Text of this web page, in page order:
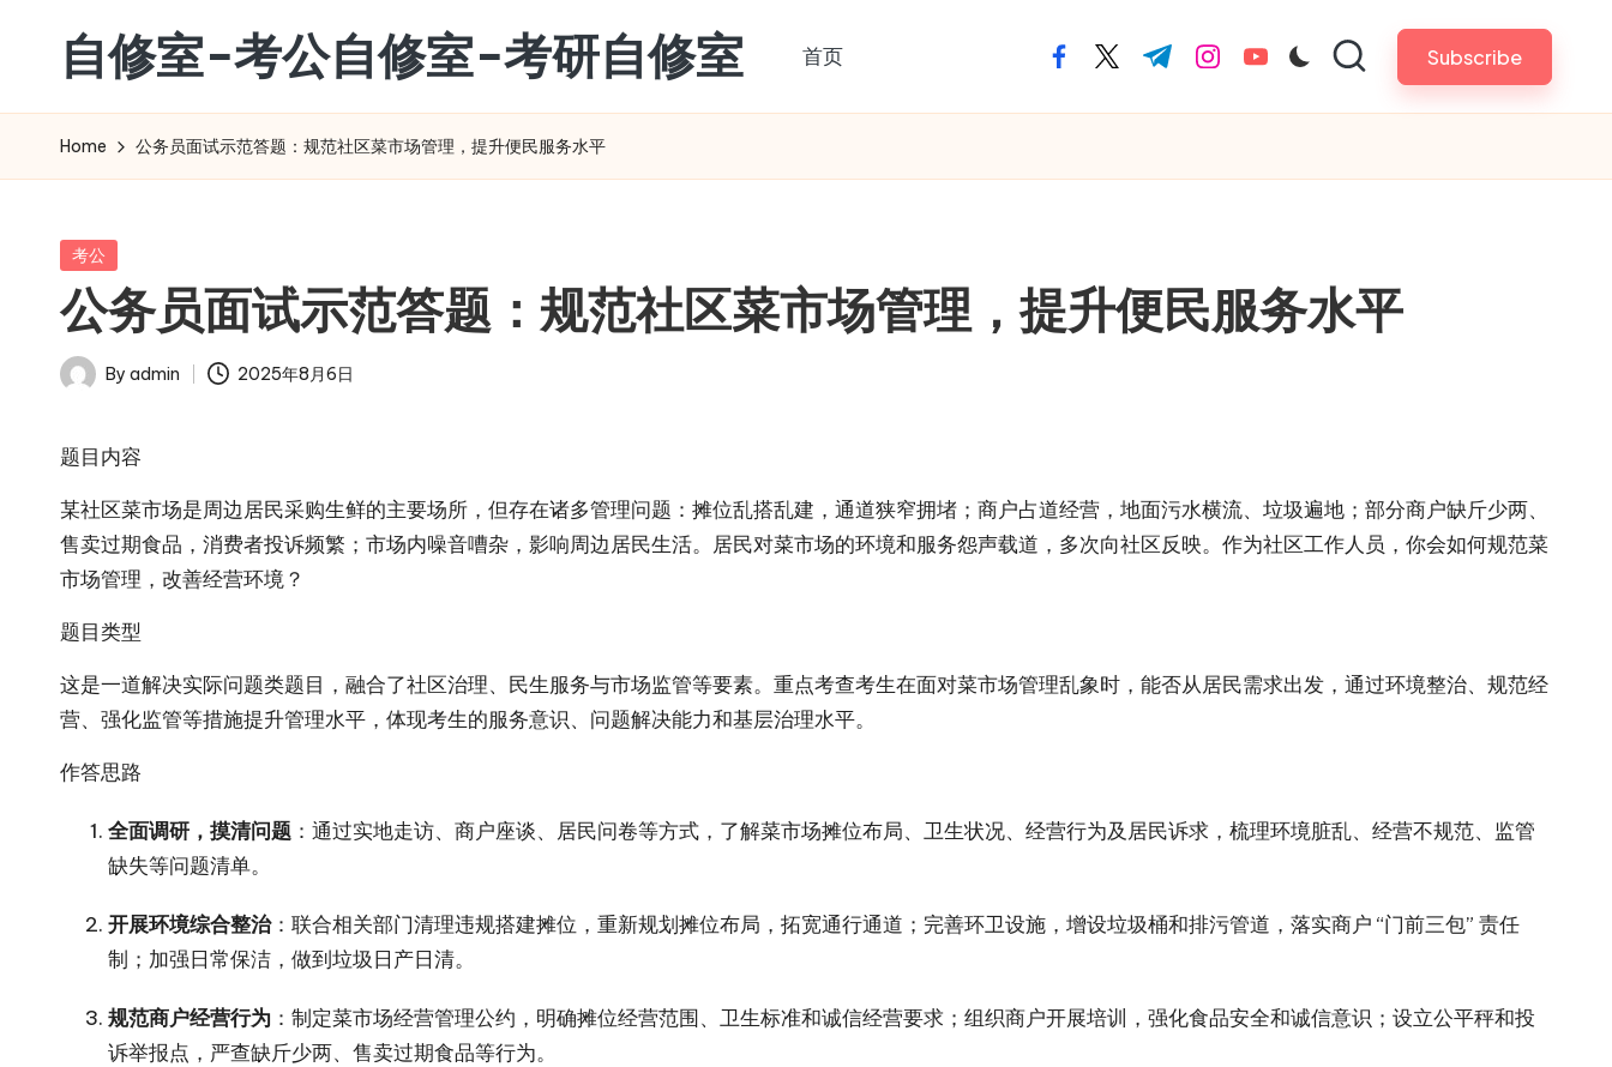
content
自修室-考公自修室-考研自修室
公
自
室-
考
研
修
首页 facebook.com
twitter.com
t.me instagram.com
youtube.com Subscribe
Home 公务员面试示范答题：规范社区菜市场管理，提升便民服务水平
Posted
考公
公务员面试示范答题：规范社区菜市场管理，提升便民服务水平
Posted
By admin 2025年8月6日
题目内容​
某社区菜市场是周边居民采购生鲜的主要场所，但存在诸多管理问题：摊位乱搭乱建，通道狭窄拥堵；商户占道经营，地面污水横流、垃圾遍地；部分商户缺斤少两、
售卖过期食品，消费者投诉频繁；市场内噪音嘈杂，影响周边居民生活。居民对菜市场的环境和服务怨声载道，多次向社区反映。作为社区工作人员，你会如何规范菜
市场管理，改善经营环境？​
题目类型​
这是一道解决实际问题类题目，融合了社区治理、民生服务与市场监管等要素。重点考查考生在面对菜市场管理乱象时，能否从居民需求出发，通过环境整治、规范经
营、强化监管等措施提升管理水平，体现考生的服务意识、问题解决能力和基层治理水平。​
作答思路​
全面调研，摸清问题 ：通过实地走访、商户座谈、居民问卷等方式，了解菜市场摊位布局、卫生状况、经营行为及居民诉求，梳理环境脏乱、经营不规范、监管
缺失等问题清单。​
开展环境综合整治：联合相关部门清理违规搭建摊位，重新规划摊位布局，拓宽通行通道；完善环卫设施，增设垃圾桶和排污管道，落实商户 “门前三包” 责任
制；加强日常保洁，做到垃圾日产日清。​
规范商户经营行为 ：制定菜市场经营管理公约，明确摊位经营范围、卫生标准和诚信经营要求；组织商户开展培训，强化食品安全和诚信意识；设立公平秤和投
诉举报点，严查缺斤少两、售卖过期食品等行为。​